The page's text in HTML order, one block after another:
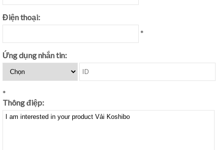
Điện thoại:
*
Ứng dụng nhắn tin:
*
Thông điệp: